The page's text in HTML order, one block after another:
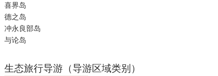
喜界岛
德之岛
冲永良部岛
与论岛
生态旅行导游（导游区域类别）